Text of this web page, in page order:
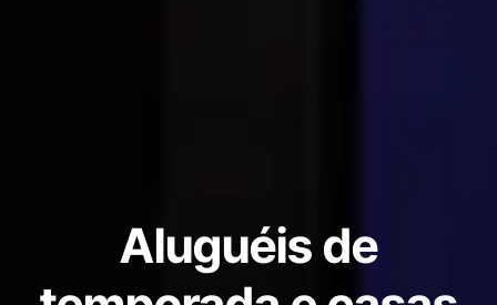
Aluguéis de